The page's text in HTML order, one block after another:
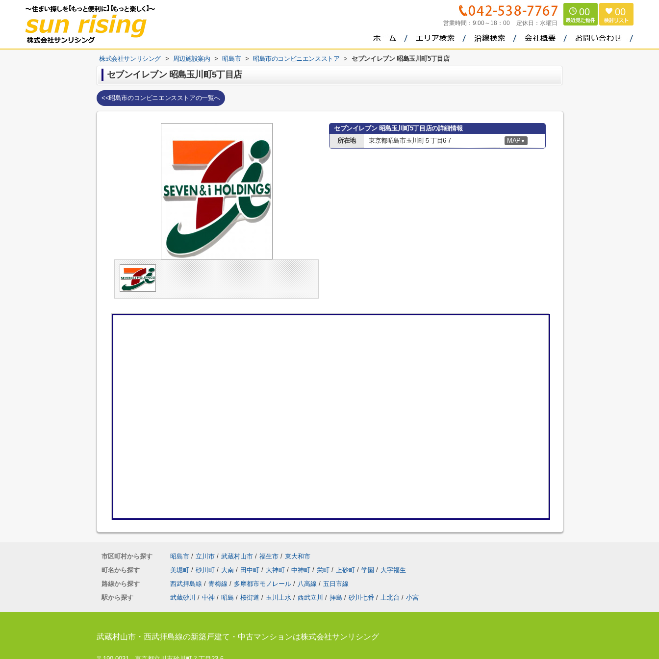
営業時間： 9:00～18：00 定休日： 水曜日
00 00
株式会社サンリシング > 周辺施設案内 > 昭島市 > 昭島市のコンビニエンスストア > セブンイレブン 昭島玉川町5丁目店
セブンイレブン 昭島玉川町5丁目店
<<昭島市のコンビニエンスストアの一覧へ
セブンイレブン 昭島玉川町5丁目店の詳細情報
所在地
東京都昭島市玉川町５丁目6-7 MAP ▼
市区町村から探す 昭島市 / 立川市 / 武蔵村山市 / 福生市 / 東大和市
町名から探す
美堀町 / 砂川町 / 大南 / 田中町 / 大神町 / 中神町 / 栄町 / 上砂町 / 学園 / 大字福生
路線から探す
西武拝島線 / 青梅線 / 多摩都市モノレール / 八高線 / 五日市線
駅から探す
武蔵砂川 / 中神 / 昭島 / 桜街道 / 玉川上水 / 西武立川 / 拝島 / 砂川七番 / 上北台 / 小宮
武蔵村山市・西武拝島線の新築戸建て・中古マンションは株式会社サンリシング